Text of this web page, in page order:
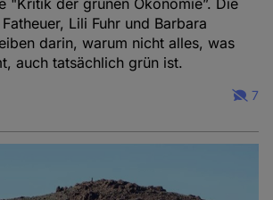
Lili Fuhr und Barbara
darin, warum nicht alles, was
auch tatsächlich grün ist.
7